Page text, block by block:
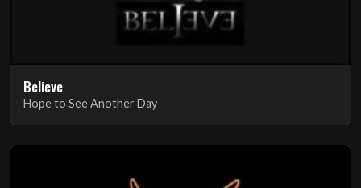
Believe
Hope to See Another Day